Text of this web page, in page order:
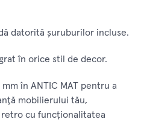
datorită șuruburilor incluse.
în orice stil de decor.
în ANTIC MAT pentru a
mobilierului tău,
cu funcționalitatea